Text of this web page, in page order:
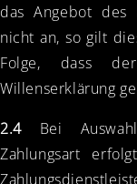
das Angebot des
nicht an, so gilt
Folge, dass
Willenserklärung
2.4Bei Auswahl
Zahlungsart